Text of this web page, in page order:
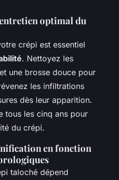
optimal du
crépi est essentiel
. Nettoyez les
une brosse douce pour
les infiltrations
dès leur apparition.
tous les cinq ans pour
du crépi.
en fonction
taloché dépend